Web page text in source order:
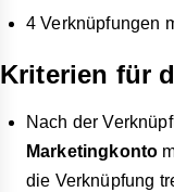
4 Verknüpfungen
Kriterien für
Nach der
Marketingkonto
die Verknüpfung